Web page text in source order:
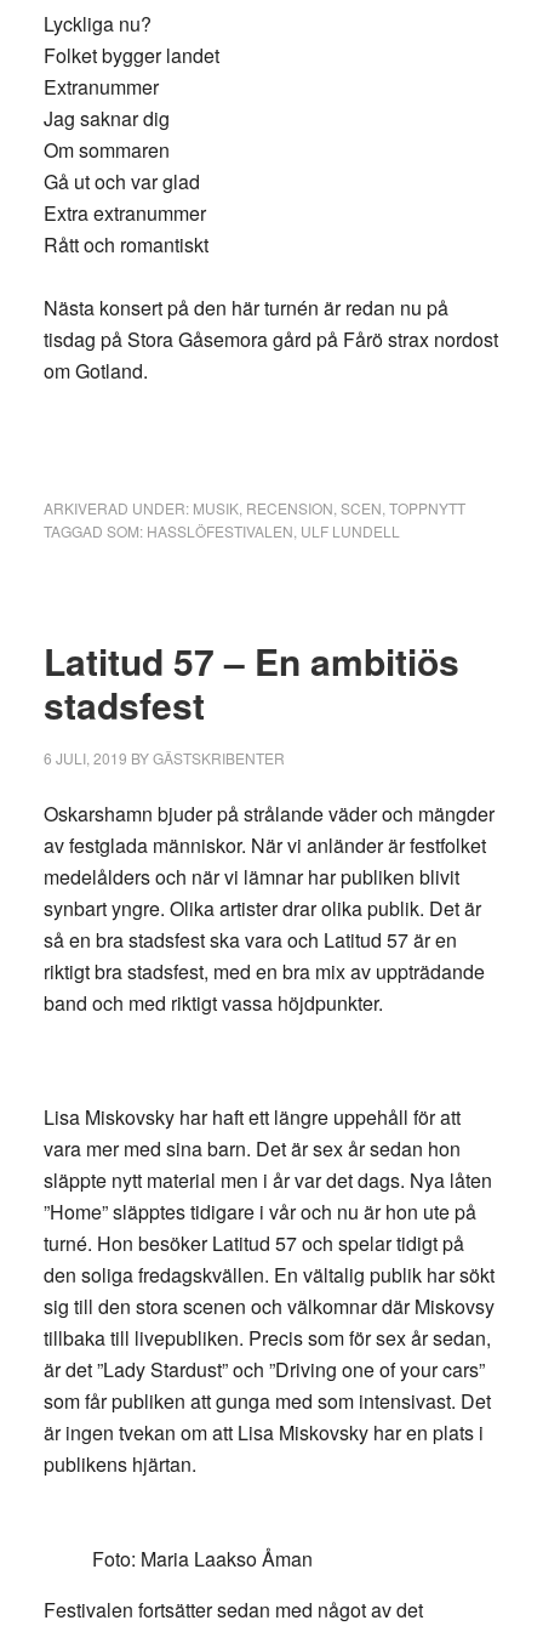
Lyckliga nu?
Folket bygger landet
Extranummer
Jag saknar dig
Om sommaren
Gå ut och var glad
Extra extranummer
Rått och romantiskt
Nästa konsert på den här turnén är redan nu på
tisdag på Stora Gåsemora gård på Fårö strax nordost
om Gotland.
ARKIVERAD UNDER: MUSIK, RECENSION SCEN TOPPNYTT
TAGGAD SOM: HASSLÖFESTIVALEN ULF LUNDELL
Latitud 57 – En ambitiös
stadsfest
6 JULI, 2019 BYGÄSTSKRIBENTER
Oskarshamn bjuder på strålande väder och mängder
av festglada människor. När vi anländer är festfolket
medelålders och när vi lämnar har publiken blivit
synbart yngre. Olika artister drar olika publik. Det är
så en bra stadsfest ska vara och Latitud 57 är en
riktigt bra stadsfest, med en bra mix av uppträdande
band och med riktigt vassa höjdpunkter.
Lisa Miskovsky har haft ett längre uppehåll för att
vara mer med sina barn. Det är sex år sedan hon
släppte nytt material men i år var det dags. Nya låten
”Home” släpptes tidigare i vår och nu är hon ute på
turné. Hon besöker Latitud 57 och spelar tidigt på
den soliga fredagskvällen. En vältalig publik har sökt
sig till den stora scenen och välkomnar där Miskovsy
tillbaka till livepubliken. Precis som för sex år sedan,
är det ”Lady Stardust” och ”Driving one of your cars”
som får publiken att gunga med som intensivast. Det
är ingen tvekan om att Lisa Miskovsky har en plats i
publikens hjärtan.
Foto: Maria Laakso Åman
Festivalen fortsätter sedan med något av det